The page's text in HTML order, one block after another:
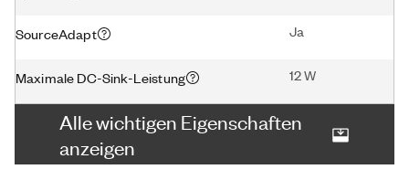
SourceAdapt Ja
Maximale DC-Sink-Leistung 12 W
Alle wichtigen Eigenschaften
anzeigen